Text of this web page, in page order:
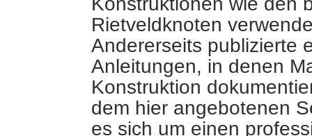
Rietveldknoten
Andererseits publizierte
Anleitungen, in denen
Konstruktion
dem hier angebotenen
es sich um einen